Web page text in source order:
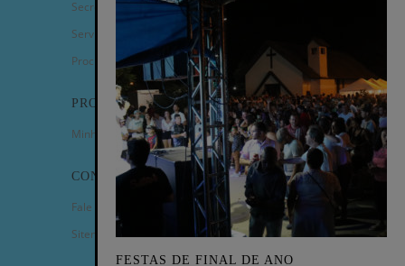
FESTAS DE FINAL DE ANO
Secretarias
Serviços
Procuradoria Geral
PROGRAMAS
Minha Casa Minha Vida
CONTATO
Fale Conosco
Sitemap